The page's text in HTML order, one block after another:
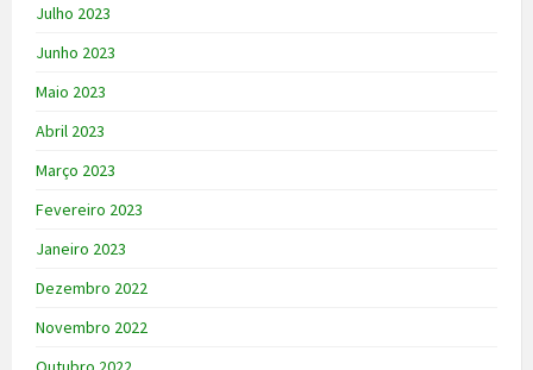
Julho 2023
Junho 2023
Maio 2023
Abril 2023
Março 2023
Fevereiro 2023
Janeiro 2023
Dezembro 2022
Novembro 2022